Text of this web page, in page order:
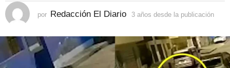
d
a
por Redacción El Diario 3 años desde la publicación
o
s
d